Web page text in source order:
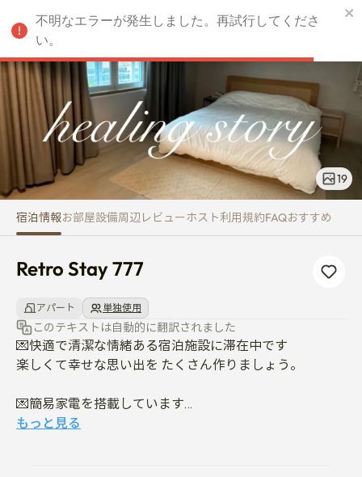
Retro Stay 777 JPY
19
宿泊情報お部屋設備周辺 レビューホスト利用規約FAQおすすめ
Retro Stay 777
アパート 単独使用
このテキストは自動的に翻訳されました
💌快適で清潔な情緒ある宿泊施設に滞在中です
楽しくて幸せな思い出を たくさん作りましょう。
💌簡易家電を搭載しています
    - スマートテレビ、洗濯機、冷蔵庫、1口誘導
もっと見る
不明なエラーが発生しました。再試行してくださ
い。